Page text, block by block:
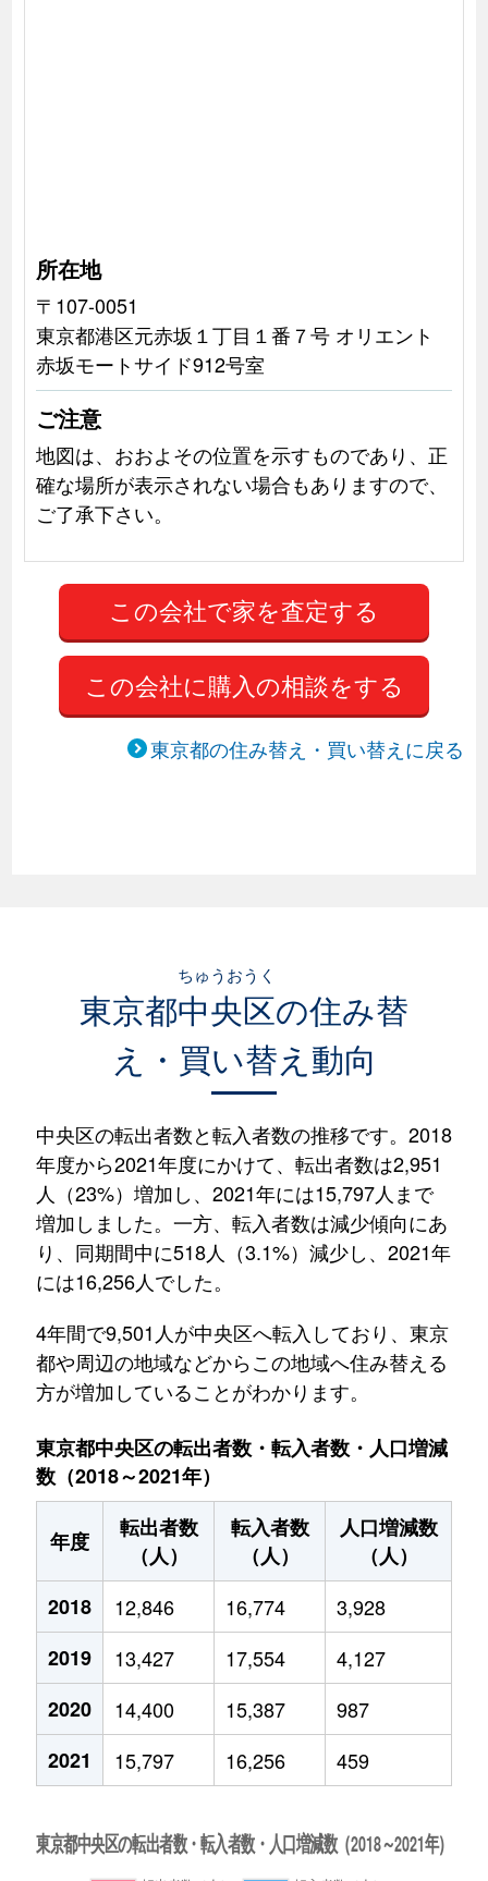
所在地
〒107-0051
東京都港区元赤坂１丁目１番７号 オリエント
赤坂モートサイド912号室
ご注意
地図は、おおよその位置を示すものであり、正
確な場所が表示されない場合もありますので、
ご了承下さい。
この会社に購入の相談をする
東京都の住み替え・買い替えに戻る
東京都中央区
ちゅうおうく
の住み替
え・買い替え動向
中央区の転出者数と転入者数の推移です。2018
年度から2021年度にかけて、転出者数は2,951
人（23%）増加し、2021年には15,797人まで
増加しました。一方、転入者数は減少傾向にあ
り、同期間中に518人（3.1%）減少し、2021年
には16,256人でした。
4年間で9,501人が中央区へ転入しており、東京
都や周辺の地域などからこの地域へ住み替える
方が増加していることがわかります。
東京都中央区の転出者数・転入者数・人口増減
数（2018～2021年）
年度
転出者数
（人）
転入者数
（人）
人口増減数
（人）
2018
12,846 16,774
3,928
2019
13,427 17,554
4,127
2020
14,400 15,387
987
2021
15,797 16,256 459